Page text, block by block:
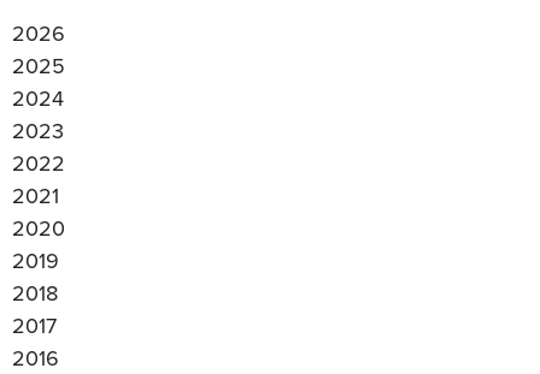
2026
2025
2024
2023
2022
2021
2020
2019
2018
2017
2016